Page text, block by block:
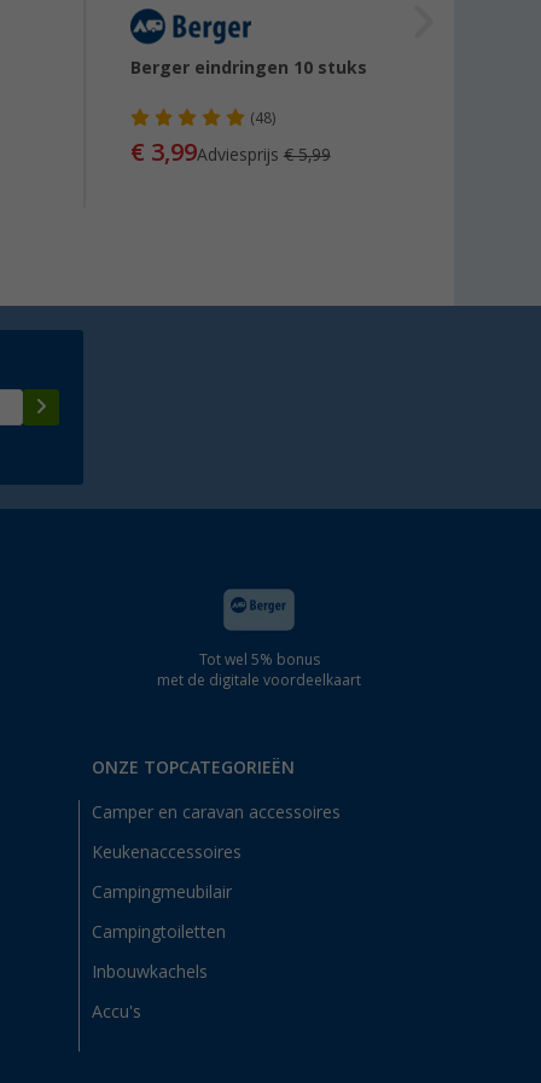
Berger eindringen 10 stuks
(48)
€ 3,99Adviesprijs € 5,99
Tot wel 5% bonus
met de digitale voordeelkaart
ONZE TOPCATEGORIEËN
Camper en caravan accessoires
Keukenaccessoires
Campingmeubilair
Campingtoiletten
Inbouwkachels
Accu's